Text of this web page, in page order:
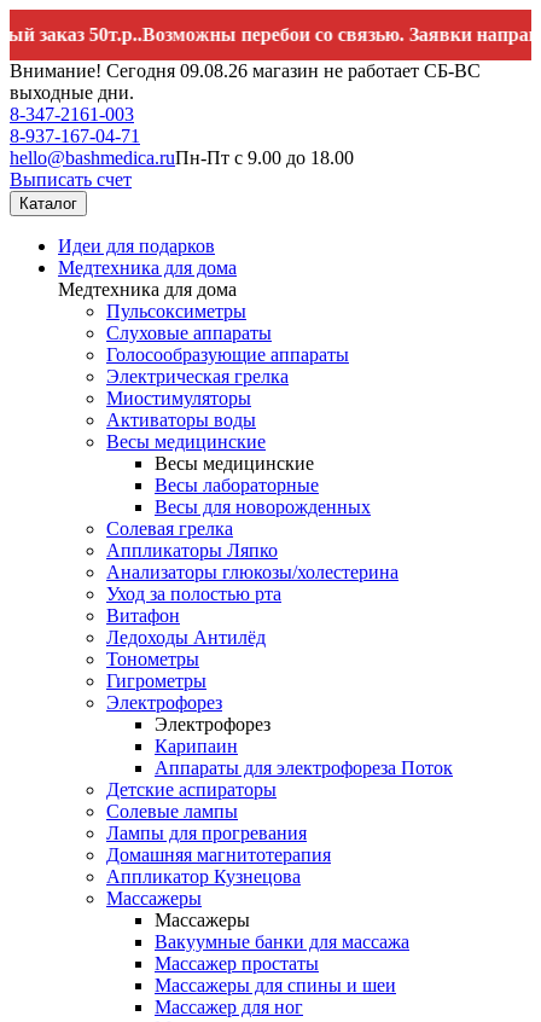
50т.р..Возможны перебои со связью. Заявки
Внимание! Сегодня 09.08.26 магазин не работает СБ-ВС
выходные дни.
8-347-2161-003
8-937-167-04-71
hello@bashmedica.ruПн-Пт с 9.00 до 18.00
Выписать счет
Каталог
Идеи для подарков
Медтехника для дома
Медтехника для дома
Пульсоксиметры
Слуховые аппараты
Голосообразующие аппараты
Электрическая грелка
Миостимуляторы
Активаторы воды
Весы медицинские
Весы медицинские
Весы лабораторные
Весы для новорожденных
Солевая грелка
Аппликаторы Ляпко
Анализаторы глюкозы/холестерина
Уход за полостью рта
Витафон
Ледоходы Антилёд
Тонометры
Гигрометры
Электрофорез
Электрофорез
Карипаин
Аппараты для электрофореза Поток
Детские аспираторы
Солевые лампы
Лампы для прогревания
Домашняя магнитотерапия
Аппликатор Кузнецова
Массажеры
Массажеры
Вакуумные банки для массажа
Массажер простаты
Массажеры для спины и шеи
Массажер для ног